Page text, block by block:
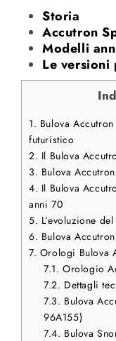
Storia
Accutron
Modelli
Le versioni
1. Bulova
futuristico
2. Il Bulova
3. Bulova
4. Il Bulova
anni 70
5. L’evoluzione
6. Bulova
7. Orologi Bulova
7.1. Orologio
7.2. Dettagli
7.3. Bulova
96A155)
7.4. Bulova